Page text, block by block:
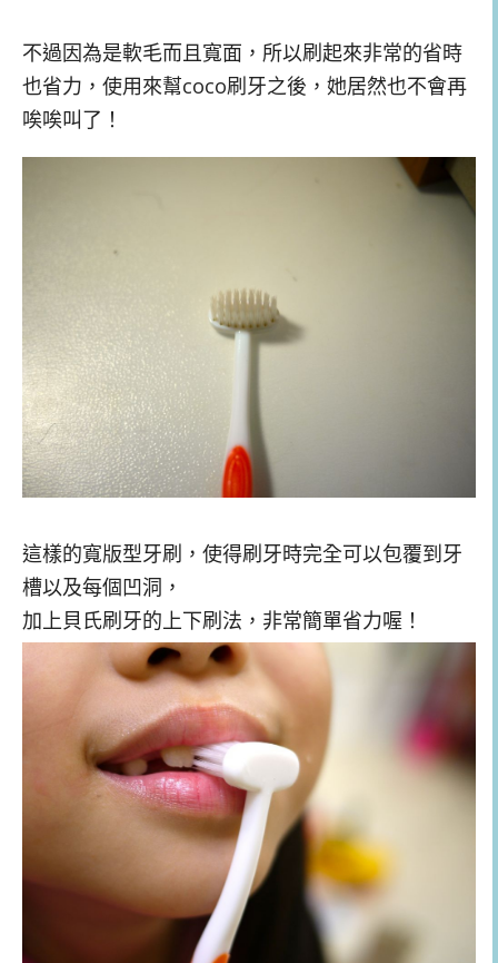
不過因為是軟毛而且寬面，所以刷起來非常的省時
也省力，使用來幫coco刷牙之後，她居然也不會再
唉唉叫了！
這樣的寬版型牙刷，使得刷牙時完全可以包覆到牙
槽以及每個凹洞，
加上貝氏刷牙的上下刷法，非常簡單省力喔！